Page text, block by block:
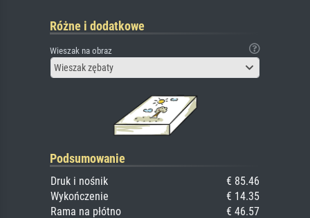
Różne i dodatkowe
Wieszak na obraz
Wieszak zębaty
Podsumowanie
Druk i nośnik
€ 85.46
Wykończenie
€ 14.35
Rama na płótno
€ 46.57